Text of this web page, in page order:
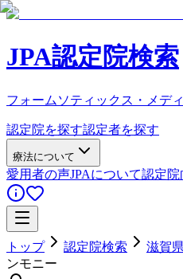
JPA認定院検索
フォームソティックス・メデ
認定院を探す認定者を探す
療法について
愛用者の声JPAについて認定院
トップ 認定院検索 滋賀県
ンモニー